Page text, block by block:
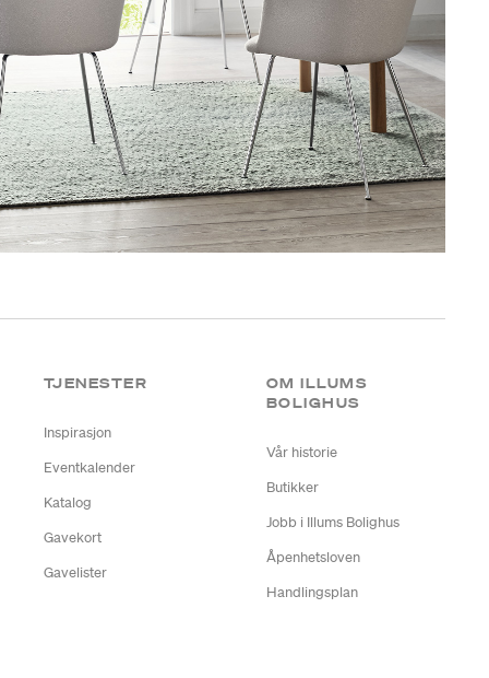
TJENESTER
Inspirasjon
Eventkalender
Katalog
Gavekort
Gavelister
OM ILLUMS
BOLIGHUS
Vår historie
Butikker
Jobb i Illums Bolighus
Åpenhetsloven
Handlingsplan